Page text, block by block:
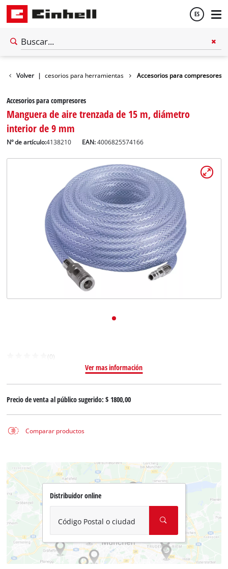
ES
Volver |Accesorios para herramientas Accesorios para compresores
Accesorios para compresores
Manguera de aire trenzada de 15 m, diámetro
interior de 9 mm
Nº de artículo:4138210 EAN:4006825574166
(0)
Ver mas información
Precio de venta al público sugerido:$ 1800,00
Comparar productos
Distribuidor online
Código Postal o ciudad